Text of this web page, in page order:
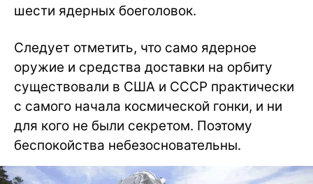
шести ядерных боеголовок.
Следует отметить, что само ядерное
оружие и средства доставки на орбиту
существовали в США и СССР практически
с самого начала космической гонки, и ни
для кого не были секретом. Поэтому
беспокойства небезосновательны.